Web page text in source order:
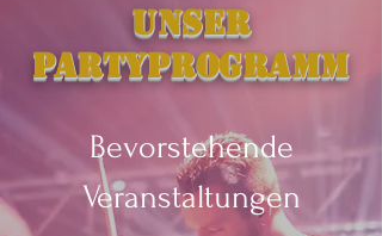
Unser
Partyprogramm
Bevorstehende
Veranstaltungen